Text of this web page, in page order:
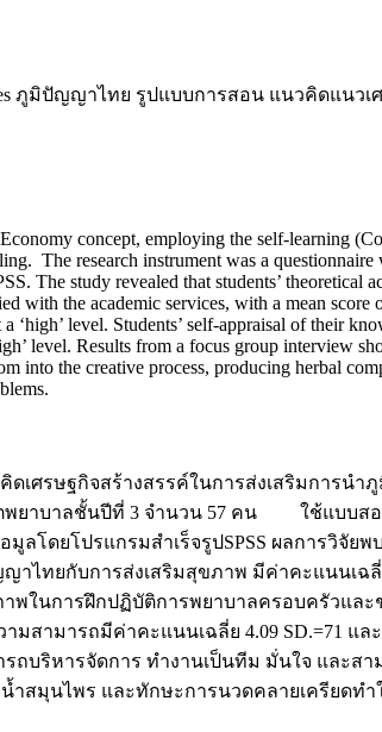
ภูมิปัญญาไทย รูปแบบการสอน แนวคิดแ
concept, employing the self-learning
The research instrument was a
The study revealed that students’ theoretical
with the academic services, with a mean
level. Students’ self-appraisal of their
level. Results from a focus group interview
the creative process, producing herbal
เศรษฐกิจสร้างสรรค์ในการส่งเสริมการ
ตพยาบาลชั้นปีที่ 3 จำนวน 57 คน ใช้แบบสอ
ลโดยโปรแกรมสำเร็จรูปSPSS ผลการวิจั
าไทยกับการส่งเสริมสุขภาพ มีค่าคะแนนเ
การฝึกปฏิบัติการพยาบาลครอบครัวและ
ามสามารถมีค่าคะแนนเฉลี่ย 4.09
ถบริหารจัดการ ทำงานเป็นทีม มั่นใจ และ
สมุนไพร และทักษะการนวดคลายเครียด